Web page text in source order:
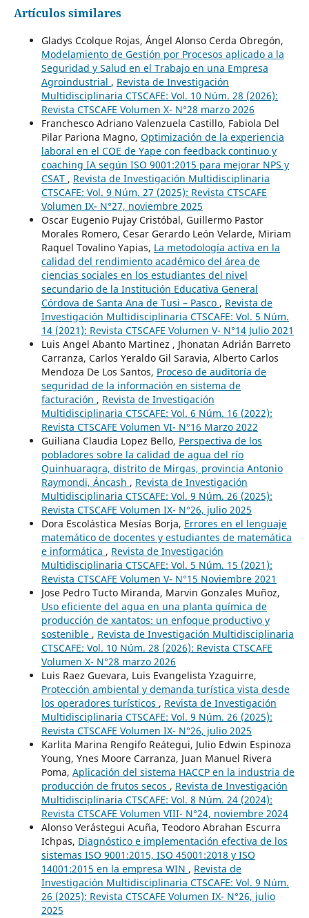
Artículos similares
Gladys Ccolque Rojas, Ángel Alonso Cerda Obregón,
Modelamiento de Gestión por Procesos aplicado a la
Seguridad y Salud en el Trabajo en una Empresa
Agroindustrial , Revista de Investigación
Multidisciplinaria CTSCAFE: Vol. 10 Núm. 28 (2026):
Revista CTSCAFE Volumen X- N°28 marzo 2026
Franchesco Adriano Valenzuela Castillo, Fabiola Del
Pilar Pariona Magno, Optimización de la experiencia
laboral en el COE de Yape con feedback continuo y
coaching IA según ISO 9001:2015 para mejorar NPS y
CSAT , Revista de Investigación Multidisciplinaria
CTSCAFE: Vol. 9 Núm. 27 (2025): Revista CTSCAFE
Volumen IX- N°27, noviembre 2025
Oscar Eugenio Pujay Cristóbal, Guillermo Pastor
Morales Romero, Cesar Gerardo León Velarde, Miriam
Raquel Tovalino Yapias, La metodología activa en la
calidad del rendimiento académico del área de
ciencias sociales en los estudiantes del nivel
secundario de la Institución Educativa General
Córdova de Santa Ana de Tusi – Pasco , Revista de
Investigación Multidisciplinaria CTSCAFE: Vol. 5 Núm.
14 (2021): Revista CTSCAFE Volumen V- N°14 Julio 2021
Luis Angel Abanto Martinez , Jhonatan Adrián Barreto
Carranza, Carlos Yeraldo Gil Saravia, Alberto Carlos
Mendoza De Los Santos, Proceso de auditoría de
seguridad de la información en sistema de
facturación , Revista de Investigación
Multidisciplinaria CTSCAFE: Vol. 6 Núm. 16 (2022):
Revista CTSCAFE Volumen VI- N°16 Marzo 2022
Guiliana Claudia Lopez Bello, Perspectiva de los
pobladores sobre la calidad de agua del río
Quinhuaragra, distrito de Mirgas, provincia Antonio
Raymondi, Áncash , Revista de Investigación
Multidisciplinaria CTSCAFE: Vol. 9 Núm. 26 (2025):
Revista CTSCAFE Volumen IX- N°26, julio 2025
Dora Escolástica Mesías Borja, Errores en el lenguaje
matemático de docentes y estudiantes de matemática
e informática , Revista de Investigación
Multidisciplinaria CTSCAFE: Vol. 5 Núm. 15 (2021):
Revista CTSCAFE Volumen V- N°15 Noviembre 2021
Jose Pedro Tucto Miranda, Marvin Gonzales Muñoz,
Uso eficiente del agua en una planta química de
producción de xantatos: un enfoque productivo y
sostenible , Revista de Investigación Multidisciplinaria
CTSCAFE: Vol. 10 Núm. 28 (2026): Revista CTSCAFE
Volumen X- N°28 marzo 2026
Luis Raez Guevara, Luis Evangelista Yzaguirre,
Protección ambiental y demanda turística vista desde
los operadores turísticos , Revista de Investigación
Multidisciplinaria CTSCAFE: Vol. 9 Núm. 26 (2025):
Revista CTSCAFE Volumen IX- N°26, julio 2025
Karlita Marina Rengifo Reátegui, Julio Edwin Espinoza
Young, Ynes Moore Carranza, Juan Manuel Rivera
Poma, Aplicación del sistema HACCP en la industria de
producción de frutos secos , Revista de Investigación
Multidisciplinaria CTSCAFE: Vol. 8 Núm. 24 (2024):
Revista CTSCAFE Volumen VIII- N°24, noviembre 2024
Alonso Verástegui Acuña, Teodoro Abrahan Escurra
Ichpas, Diagnóstico e implementación efectiva de los
sistemas ISO 9001:2015, ISO 45001:2018 y ISO
14001:2015 en la empresa WIN , Revista de
Investigación Multidisciplinaria CTSCAFE: Vol. 9 Núm.
26 (2025): Revista CTSCAFE Volumen IX- N°26, julio
2025